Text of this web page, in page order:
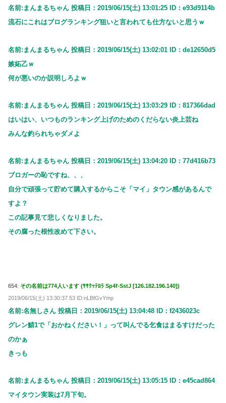
名前:まんまるちゃん 投稿日：2019/06/15(土) 13:01:25 ID：e93d9114b
流石にこれはブログランキング狙いと言われても仕方ないと思うｗ
名前:まんまるちゃん 投稿日：2019/06/15(土) 13:02:01 ID：de12650d5
嫉妬乙ｗ
何が悪いのか説明しろよｗ
名前:まんまるちゃん 投稿日：2019/06/15(土) 13:03:29 ID：817366dad
はいはい、いつものランキング上げのためのくだらない炎上芸ね
みんな釣られちゃダメよ
名前:まんまるちゃん 投稿日：2019/06/15(土) 13:04:20 ID：77d416b73
ブロガーの恥ですね、、、
自分で頑張って貯めて購入するからこそ「マイ」タウン感があるんで
すよ？
この記事見て悲しくなりました。
その腐った根性改めて下さい。
654: その名前は774人います (ｻｻｸｯﾃﾛﾗ Sp4f-SstJ [126.182.196.140])
2019/06/15(土) 13:30:37.53 ID:nLBfGvYmp
名前:名無しさん 投稿日：2019/06/15(土) 13:04:48 ID：f2436023c
グレン鯖1で「おかねください！」って叫んでる乞食はまるすけだった
のかぁ
きっも
名前:まんまるちゃん 投稿日：2019/06/15(土) 13:05:15 ID：e45cad864
マイタウン実装は7月下旬。